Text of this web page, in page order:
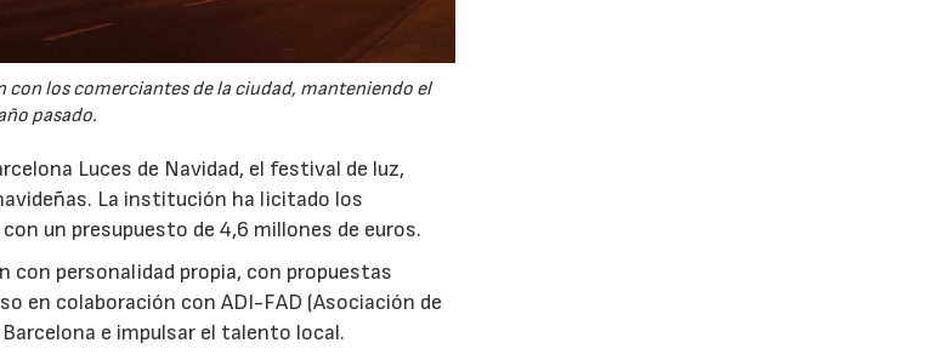
los comerciantes de la ciudad, manteniendo el
pasado.
Luces de Navidad, el festival de luz,
La institución ha licitado los
un presupuesto de 4,6 millones de euros.
con personalidad propia, con propuestas
en colaboración con ADI-FAD (Asociación de
e impulsar el talento local.